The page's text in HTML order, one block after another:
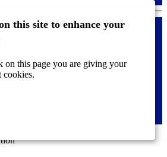
this site to enhance your
this page you are giving your
cookies.
o
n
i tzv. Cookie obavijesti